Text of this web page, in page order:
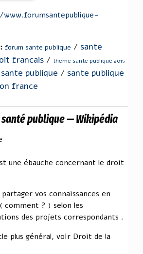
forum sante publique / sante
francais / theme sante publique 2015
publique / sante publique
france
santé publique — Wikipédia
une ébauche concernant le droit
vos connaissances en
comment ? ) selon les
des projets correspondants .
plus général, voir Droit de la